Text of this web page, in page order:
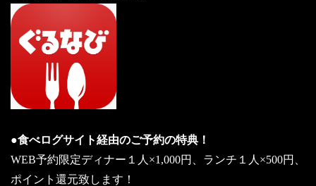
●食べログサイト経由のご予約の特典！
WEB予約限定ディナー１人×1,000円、ランチ１人×500円、
ポイント還元致します！